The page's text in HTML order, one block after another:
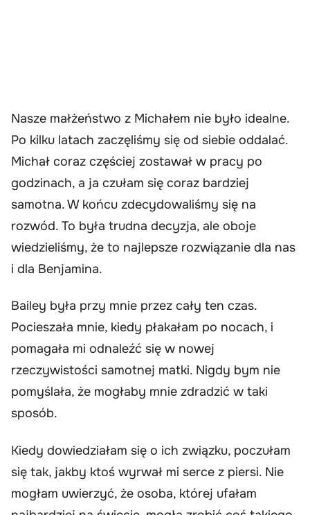
Nasze małżeństwo z Michałem nie było idealne.
Po kilku latach zaczęliśmy się od siebie oddalać.
Michał coraz częściej zostawał w pracy po
godzinach, a ja czułam się coraz bardziej
samotna. W końcu zdecydowaliśmy się na
rozwód. To była trudna decyzja, ale oboje
wiedzieliśmy, że to najlepsze rozwiązanie dla nas
i dla Benjamina.
Bailey była przy mnie przez cały ten czas.
Pocieszała mnie, kiedy płakałam po nocach, i
pomagała mi odnaleźć się w nowej
rzeczywistości samotnej matki. Nigdy bym nie
pomyślała, że mogłaby mnie zdradzić w taki
sposób.
Kiedy dowiedziałam się o ich związku, poczułam
się tak, jakby ktoś wyrwał mi serce z piersi. Nie
mogłam uwierzyć, że osoba, której ufałam